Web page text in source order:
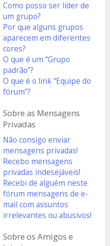
Como posso ser líder de
um grupo?
Por que alguns grupos
aparecem em diferentes
cores?
O que é um “Grupo
padrão”?
O que é o link “Equipe do
fórum”?
Sobre as Mensagens
Privadas
Não consigo enviar
mensagens privadas!
Recebo mensagens
privadas indesejáveis!
Recebi de alguém neste
fórum mensagens de e-
mail com assuntos
irrelevantes ou abusivos!
Sobre os Amigos e